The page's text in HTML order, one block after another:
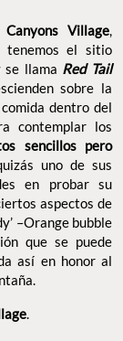
Village,
tenemos el sitio
se llama Red Tail
sobre la
dentro del
contemplar los
sencillos pero
uno de sus
en probar su
aspectos de
–Orange bubble
que se puede
así en honor al
.